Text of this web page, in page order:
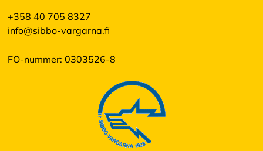
a
l
l
c
o
+358 40 705 8327
info@sibbo-vargarna.fi
FO-nummer: 0303526-8